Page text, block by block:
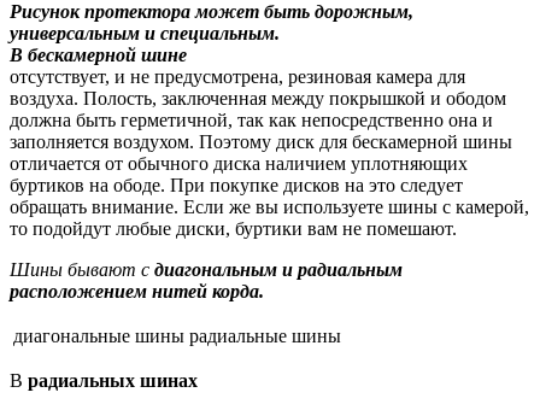
Рисунок протектора может быть дорожным,
универсальным и специальным.
В бескамерной шине
отсутствует, и не предусмотрена, резиновая камера для
воздуха. Полость, заключенная между покрышкой и ободом
должна быть герметичной, так как непосредственно она и
заполняется воздухом. Поэтому диск для бескамерной шины
отличается от обычного диска наличием уплотняющих
буртиков на ободе. При покупке дисков на это следует
обращать внимание. Если же вы используете шины с камерой,
то подойдут любые диски, буртики вам не помешают.
Шины бывают с диагональным и радиальным
расположением нитей корда.
диагональные шины радиальные шины
В радиальных шинах